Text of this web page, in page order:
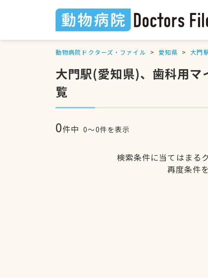
動物病院ドクターズ・ファイル 愛知県 大門
大門駅(愛知県)、歯科用マ
覧
0件中 0〜0件を表示
検索条件に当てはまる
再度条件